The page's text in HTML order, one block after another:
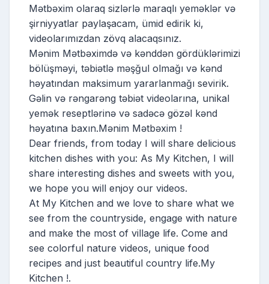
Mətbəxim olaraq sizlərlə maraqlı yeməklər və
şirniyyatlar paylaşacam, ümid edirik ki,
videolarımızdan zövq alacaqsınız.
Mənim Mətbəximdə və kənddən gördüklərimizi
bölüşməyi, təbiətlə məşğul olmağı və kənd
həyatından maksimum yararlanmağı sevirik.
Gəlin və rəngarəng təbiət videolarına, unikal
yemək reseptlərinə və sadəcə gözəl kənd
həyatına baxın.Mənim Mətbəxim !
Dear friends, from today I will share delicious
kitchen dishes with you: As My Kitchen, I will
share interesting dishes and sweets with you,
we hope you will enjoy our videos.
At My Kitchen and we love to share what we
see from the countryside, engage with nature
and make the most of village life. Come and
see colorful nature videos, unique food
recipes and just beautiful country life.My
Kitchen !.